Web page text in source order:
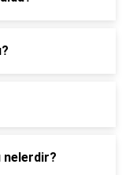
nelerdir?